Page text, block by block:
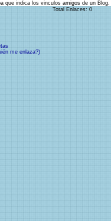
que indica los vinculos amigos de un
me enlaza?)
Total Enlaces: 0